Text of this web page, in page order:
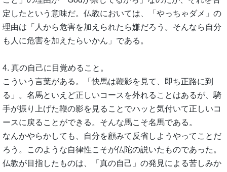
定したという意味だ。仏教においては、「やっちゃダメ」の
理由は「人から危害を加えられたら嫌だろう。そんなら自分
も人に危害を加えたらいかん」である。
4. 真の自己に目覚めること。
こういう言葉がある。「快馬は鞭影を見て、即ち正路に到
る」。名馬といえど正しいコースを外れることはあるが、騎
手が振り上げた鞭の影を見ることでハッと気付いて正しいコ
ースに戻ることができる。そんな馬こそ名馬である。
なんかやらかしても、自分を顧みて反省しようやってことだ
ろう。このような自律性こそが仏陀の説いたものであった。
仏教が目指したものは、「真の自己」の発見による苦しみか